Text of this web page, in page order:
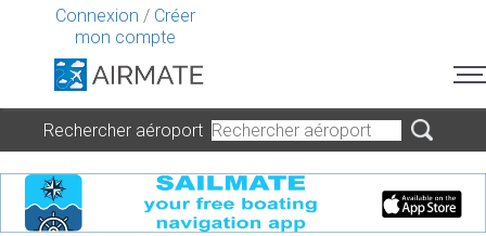
Connexion / Créer
mon compte
Rechercher aéroport